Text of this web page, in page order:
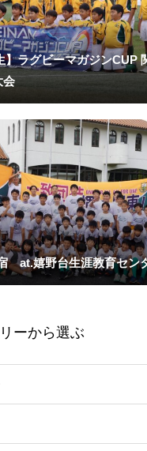
】ラグビーマガジンCUP
会
at.嬉野台生涯教育セン
ーから選ぶ